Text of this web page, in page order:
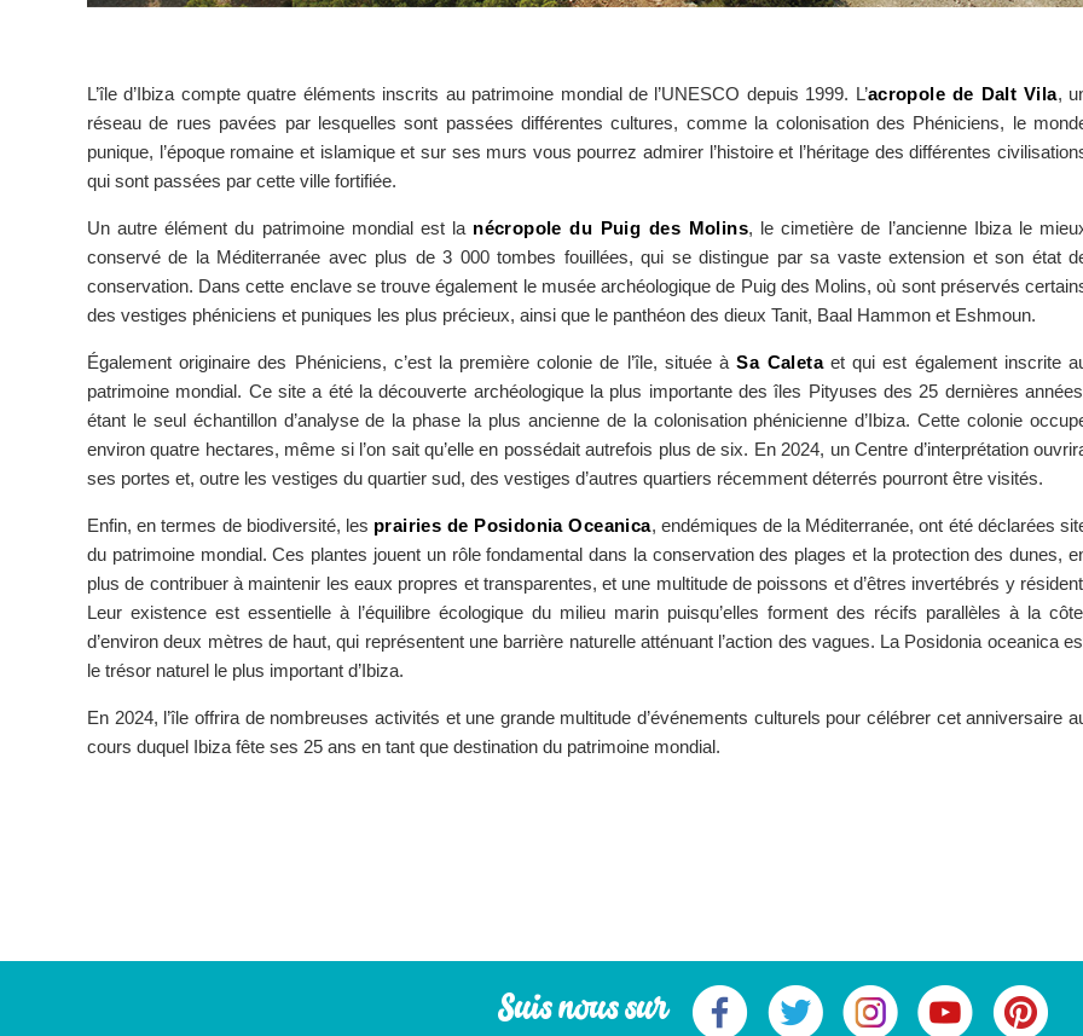
L’île d’Ibiza compte quatre éléments inscrits au patrimoine mondial de l’UNESCO depuis 1999. L’acropole de Dalt Vila,
réseau de rues pavées par lesquelles sont passées différentes cultures, comme la colonisation des Phéniciens, le
punique, l’époque romaine et islamique et sur ses murs vous pourrez admirer l’histoire et l’héritage des différentes
qui sont passées par cette ville fortifiée.
Un autre élément du patrimoine mondial est la nécropole du Puig des Molins, le cimetière de l’ancienne Ibiza le
conservé de la Méditerranée avec plus de 3 000 tombes fouillées, qui se distingue par sa vaste extension et son état
conservation. Dans cette enclave se trouve également le musée archéologique de Puig des Molins, où sont préservés
des vestiges phéniciens et puniques les plus précieux, ainsi que le panthéon des dieux Tanit, Baal Hammon et Eshmoun.
Également originaire des Phéniciens, c’est la première colonie de l’île, située àSa Caletaet qui est également inscrite
patrimoine mondial. Ce site a été la découverte archéologique la plus importante des îles Pityuses des 25 dernières
étant le seul échantillon d’analyse de la phase la plus ancienne de la colonisation phénicienne d’Ibiza. Cette colonie
environ quatre hectares, même si l’on sait qu’elle en possédait autrefois plus de six. En 2024, un Centre d’interprétation
ses portes et, outre les vestiges du quartier sud, des vestiges d’autres quartiers récemment déterrés pourront être visités.
Enfin, en termes de biodiversité, les prairies de Posidonia Oceanica, endémiques de la Méditerranée, ont été déclarées
du patrimoine mondial. Ces plantes jouent un rôle fondamental dans la conservation des plages et la protection des dunes,
plus de contribuer à maintenir les eaux propres et transparentes, et une multitude de poissons et d’êtres invertébrés y
Leur existence est essentielle à l’équilibre écologique du milieu marin puisqu’elles forment des récifs parallèles à la
d’environ deux mètres de haut, qui représentent une barrière naturelle atténuant l’action des vagues. La Posidonia oceanica
le trésor naturel le plus important d’Ibiza.
En 2024, l’île offrira de nombreuses activités et une grande multitude d’événements culturels pour célébrer cet anniversaire
cours duquel Ibiza fête ses 25 ans en tant que destination du patrimoine mondial.
Suis nous sur